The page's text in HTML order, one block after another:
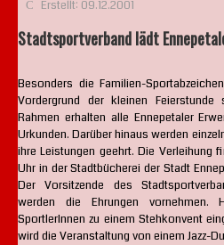
Erstellt: 09.12.2001
Stadtsportverband lädt
Besonders die Familien-
Vordergrund der kleinen
Rahmen erhalten alle Ennepetaler
Urkunden. Darüber hinaus werden
ihre Leistungen geehrt. Die Verleihung
Uhr in der Stadtbücherei der Stadt
Der Vorsitzende des
werden die Ehrungen vornehmen.
SportlerInnen zu einem Stehkonvent
wird die Veranstaltung von einem Jazz-